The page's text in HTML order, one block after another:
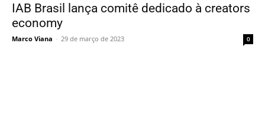
IAB Brasil lança comitê dedicado à creators
economy
Marco Viana - 29 de março de 2023 0